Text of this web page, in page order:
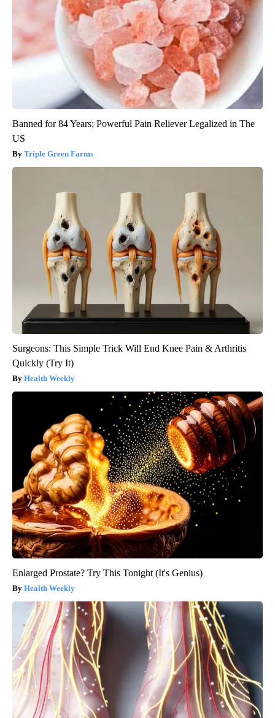
Banned for 84 Years; Powerful Pain Reliever Legalized in The
US
Triple Green Farms
Surgeons: This Simple Trick Will End Knee Pain & Arthritis
Quickly (Try It)
Health Weekly
Enlarged Prostate? Try This Tonight (It's Genius)
Health Weekly